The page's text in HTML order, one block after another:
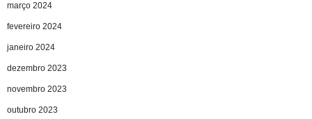
março 2024
fevereiro 2024
janeiro 2024
dezembro 2023
novembro 2023
outubro 2023